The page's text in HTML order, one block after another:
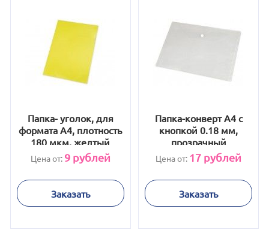
Папка- уголок, для
формата А4, плотность
180 мкм, желтый
Цена от: 9рублей
Заказать
Папка-конверт A4 с
кнопкой 0.18 мм,
прозрачный
Цена от: 17 рублей
Заказать